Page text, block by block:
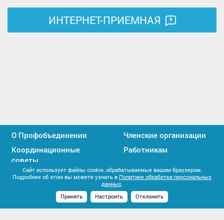
ИНТЕРНЕТ-ПРИЕМНАЯ
О Профобъединении
Членские организации
Координационные
советы
Работникам
Профактивистам
Единство профсоюзов
Сайт использует файлы cookie, обрабатываемые вашим браузером.
Подробнее об этом вы можете узнать в Политике обработки персональных
данных.
Принять
Настроить Отклонить